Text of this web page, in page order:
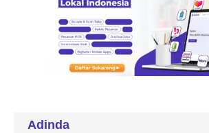
Adinda